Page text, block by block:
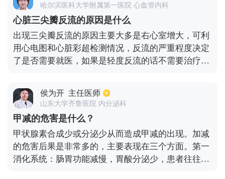
可以用来进行肝硬化、肾病中的辅助利尿。
哈尔滨医科大学附属第一医院 心血管内科
心脏三尖瓣反流的原因是什么
出现三尖瓣反流的原因主要大多是右心室增大，可利
用心电图和心脏彩超检测情况，反流的严重程度决定
了是否需要就医，如果是轻度反流的话不需要治疗，
成三尖瓣关不全。具体表现为收缩期血流从右心室反
流入右心房，造成右心房高度扩大，压力升高，静脉
血液回流障碍。这样一来，右心室负荷增加，代偿而
肥厚，严重的易发生右心衰竭。
侯为开 主任医师
山东大学齐鲁医院 内分泌科
甲减的危害是什么？
甲状腺素合成少或分泌少从而造成甲减的出现。加减
的危害后果是非常多的，主要表现在三个方面。第一
消化系统：肠胃功能减慢，胃酸分泌少，患者往往会